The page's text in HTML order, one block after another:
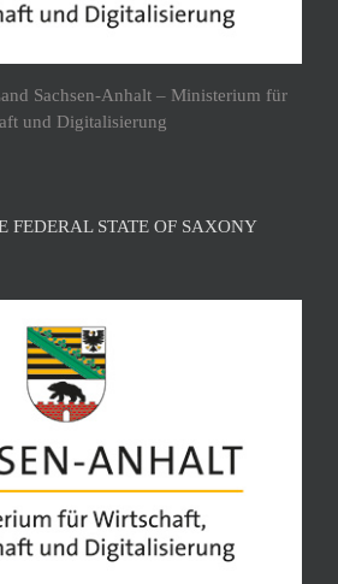
Sachsen-Anhalt – Ministerium für
und Digitalisierung
FEDERAL STATE OF SAXONY